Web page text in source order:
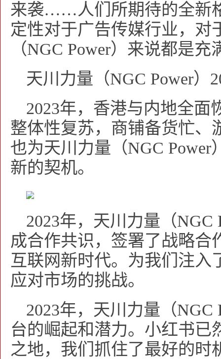
来袭……人们所期待的全新
定性对于广告传媒行业，对
（NGC Power）来说都是
天川力量（NGC Power）
2023年，香港与内地全面
整体性复苏，商铺备货忙、
也为天川力量（NGC
新的契机。
2023年，天川力量（
成合作共识，签署了战略合
互联网新时代。为我们注入
应对市场的挑战。
2023年，天川力量（
台的崛起和潜力。小红书已
之地，我们抓住了最好的时